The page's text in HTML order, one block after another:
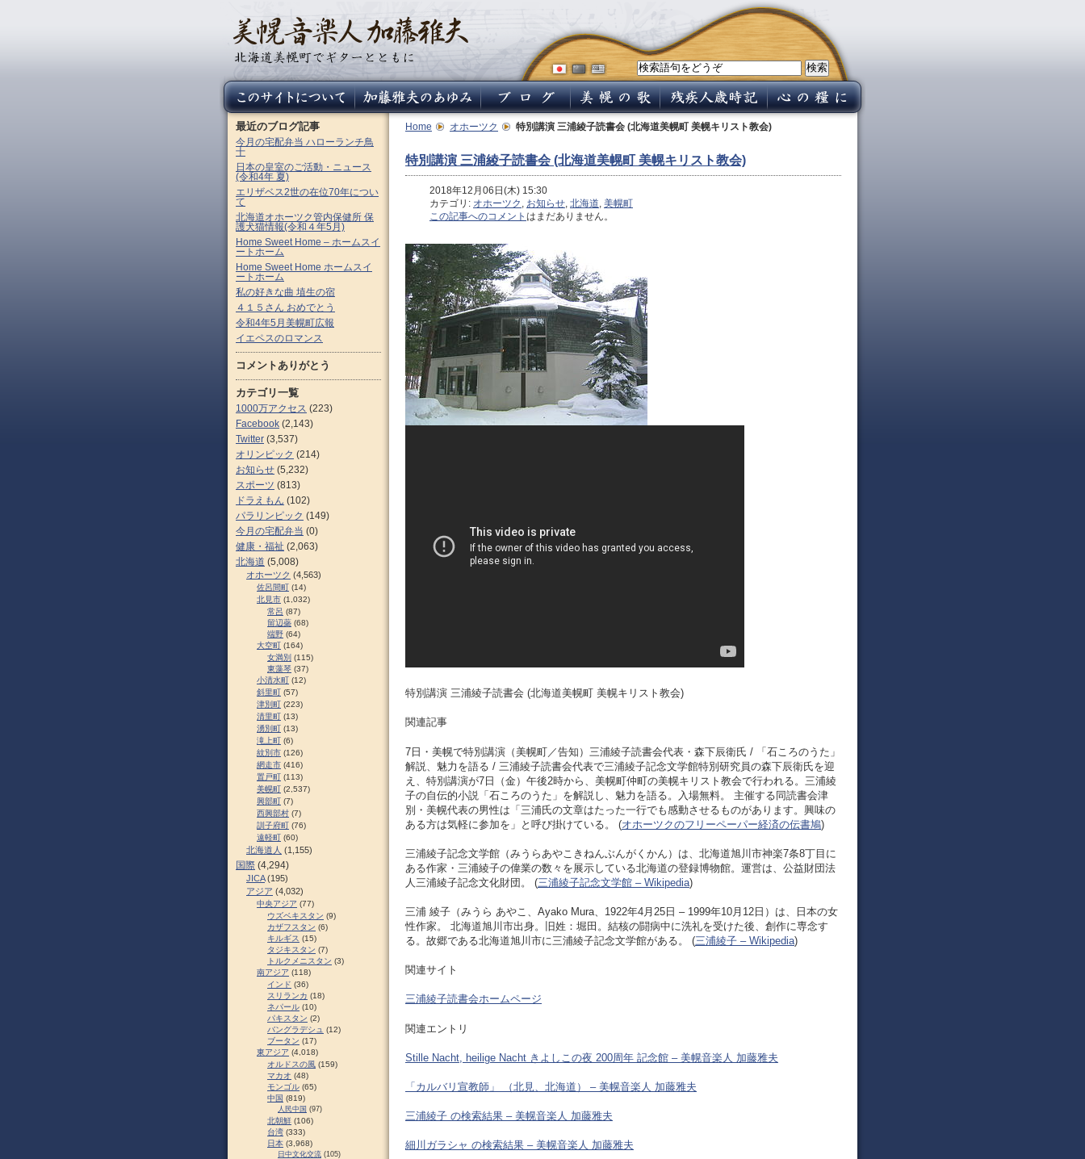
Home オホーツク 特別講演 三浦綾子読書会 (北海道美幌町 美幌キリスト教会)
特別講演 三浦綾子読書会 (北海道美幌町 美幌キリスト教会)
2018年12月06日(木) 15:30
カテゴリ: オホーツク , お知らせ, 北海道, 美幌町
この記事へのコメント はまだありません。
特別講演 三浦綾子読書会 (北海道美幌町 美幌キリスト教会)
関連記事
7日・美幌で特別講演（美幌町／告知）三浦綾子読書会代表・森下辰衛氏 / 「石ころのうた」
解説、魅力を語る / 三浦綾子読書会代表で三浦綾子記念文学館特別研究員の森下辰衛氏を迎
え、特別講演が7日（金）午後2時から、美幌町仲町の美幌キリスト教会で行われる。三浦綾
子の自伝的小説「石ころのうた」を解説し、魅力を語る。入場無料。 主催する同読書会津
別・美幌代表の男性は「三浦氏の文章はたった一行でも感動させるものがあります。興味の
ある方は気軽に参加を」と呼び掛けている。 (オホーツクのフリーペーパー経済の伝書鳩)
三浦綾子記念文学館（みうらあやこきねんぶんがくかん）は、北海道旭川市神楽7条8丁目に
ある作家・三浦綾子の偉業の数々を展示している北海道の登録博物館。運営は、公益財団法
人三浦綾子記念文化財団。 (三浦綾子記念文学館 – Wikipedia)
三浦 綾子（みうら あやこ、Ayako Mura、1922年4月25日 – 1999年10月12日）は、日本の女
性作家。 北海道旭川市出身。旧姓：堀田。結核の闘病中に洗礼を受けた後、創作に専念す
る。故郷である北海道旭川市に三浦綾子記念文学館がある。 (三浦綾子 – Wikipedia)
関連サイト
三浦綾子読書会ホームページ
関連エントリ
Stille Nacht, heilige Nacht きよしこの夜 200周年 記念館 – 美幌音楽人 加藤雅夫
「カルバリ宣教師」 （北見、北海道） – 美幌音楽人 加藤雅夫
三浦綾子 の検索結果 – 美幌音楽人 加藤雅夫
細川ガラシャ の検索結果 – 美幌音楽人 加藤雅夫
最近のブログ記事
今月の宅配弁当 ハローランチ鳥
十
日本の皇室のご活動・ニュース
(令和4年 夏)
エリザベス2世の在位70年につい
て
北海道オホーツク管内保健所 保
護犬猫情報(令和４年5月)
Home Sweet Home – ホームスイ
ートホーム
Home Sweet Home ホームスイ
ートホーム
私の好きな曲 埴生の宿
４１５さん おめでとう
令和4年5月美幌町広報
イエペスのロマンス
コメントありがとう
カテゴリ一覧
1000万アクセス (223)
Facebook (2,143)
Twitter (3,537)
オリンピック (214)
お知らせ (5,232)
スポーツ (813)
ドラえもん (102)
パラリンピック (149)
今月の宅配弁当 (0)
健康・福祉 (2,063)
北海道 (5,008)
オホーツク (4,563)
佐呂間町 (14)
北見市 (1,032)
常呂 (87)
留辺蘂 (68)
端野 (64)
大空町 (164)
女満別 (115)
東藻琴 (37)
小清水町 (12)
斜里町 (57)
津別町 (223)
清里町 (13)
湧別町 (13)
滝上町 (6)
紋別市 (126)
網走市 (416)
置戸町 (113)
美幌町 (2,537)
興部町 (7)
西興部村 (7)
訓子府町 (76)
遠軽町 (60)
北海道人 (1,155)
国際 (4,294)
JICA(195)
アジア (4,032)
中央アジア (77)
ウズベキスタン (9)
カザフスタン (6)
キルギス (15)
タジキスタン (7)
トルクメニスタン (3)
南アジア (118)
インド (36)
スリランカ (18)
ネパール (10)
パキスタン (2)
バングラデシュ (12)
ブータン (17)
東アジア (4,018)
オルドスの風 (159)
マカオ (48)
モンゴル (65)
中国 (819)
人民中国 (97)
北朝鮮 (106)
台湾 (333)
日本 (3,968)
日中文化交流 (105)